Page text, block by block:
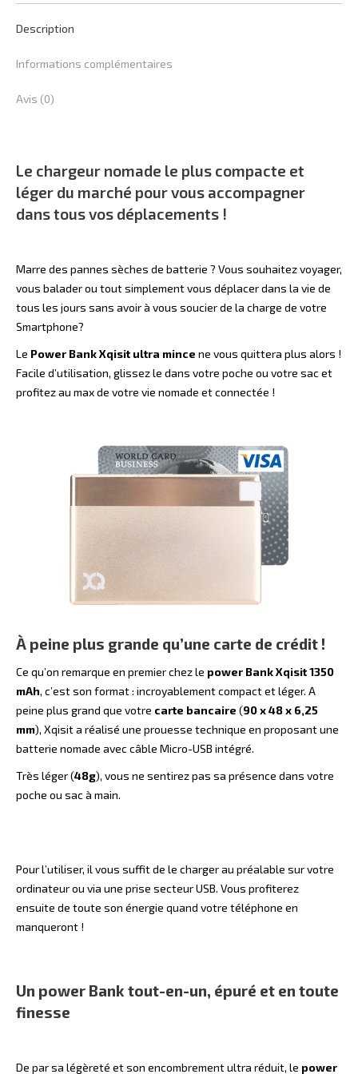
Noir
avec
Micro-
Description
Informations complémentaires
Avis (0)
Le chargeur nomade le plus compacte et
léger du marché pour vous accompagner
dans tous vos déplacements !
Marre des pannes sèches de batterie ? Vous souhaitez voyager,
vous balader ou tout simplement vous déplacer dans la vie de
tous les jours sans avoir à vous soucier de la charge de votre
Smartphone?
Le Power Bank Xqisit ultra mince ne vous quittera plus alors !
Facile d’utilisation, glissez le dans votre poche ou votre sac et
profitez au max de votre vie nomade et connectée !
À peine plus grande qu’une carte de crédit !
Ce qu’on remarque en premier chez le power Bank Xqisit 1350
mAh, c’est son format : incroyablement compact et léger. A
peine plus grand que votre carte bancaire (90 x 48 x 6,25
mm), Xqisit a réalisé une prouesse technique en proposant une
batterie nomade avec câble Micro-USB intégré.
Très léger (48g), vous ne sentirez pas sa présence dans votre
poche ou sac à main.
Pour l’utiliser, il vous suffit de le charger au préalable sur votre
ordinateur ou via une prise secteur USB. Vous profiterez
ensuite de toute son énergie quand votre téléphone en
manqueront !
Un power Bank tout-en-un, épuré et en toute
finesse
De par sa légèreté et son encombrement ultra réduit, le power